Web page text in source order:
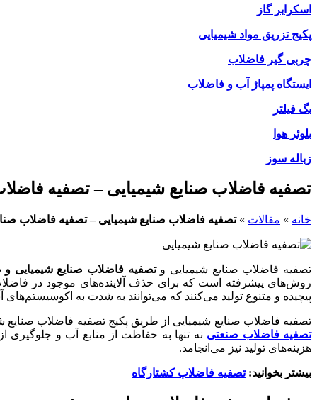
اسکرابر گاز
پکیج تزریق مواد شیمیایی
چربی گیر فاضلاب
ایستگاه پمپاژ آب و فاضلاب
بگ فیلتر
بلوئر هوا
زباله سوز
تصفیه فاضلاب صنایع شیمیایی – تصفیه
خانه » مقالات »تصفیه فاضلاب صنایع شیمیایی – تصفیه فاضلاب
تصفیه فاضلاب صنایع شیمیایی وتصفیه فاضلاب صنایع شیمیایی و
روش‌های پیشرفته است که برای حذف آلاینده‌های موجود در
پیچیده و متنوع تولید می‌کنند که می‌توانند به شدت به اکوسیستم‌های
تصفیه فاضلاب صنایع شیمیایی از طریق پکیج تصفیه فاضلاب
تصفیه فاضلاب صنعتی نه تنها به حفاظت از منابع آب و
هزینه‌های تولید نیز می‌انجامد.
بیشتر بخوانید:تصفیه فاضلاب کشتارگاه